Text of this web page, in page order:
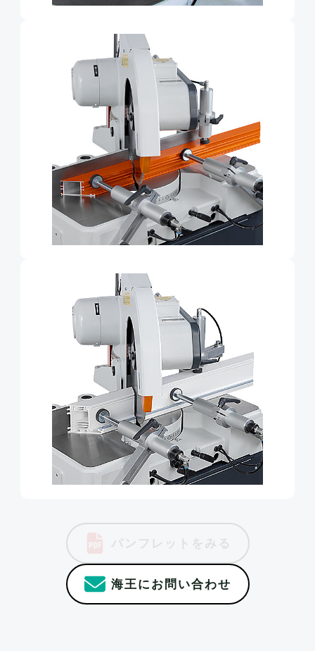
海王にお問い合わせ